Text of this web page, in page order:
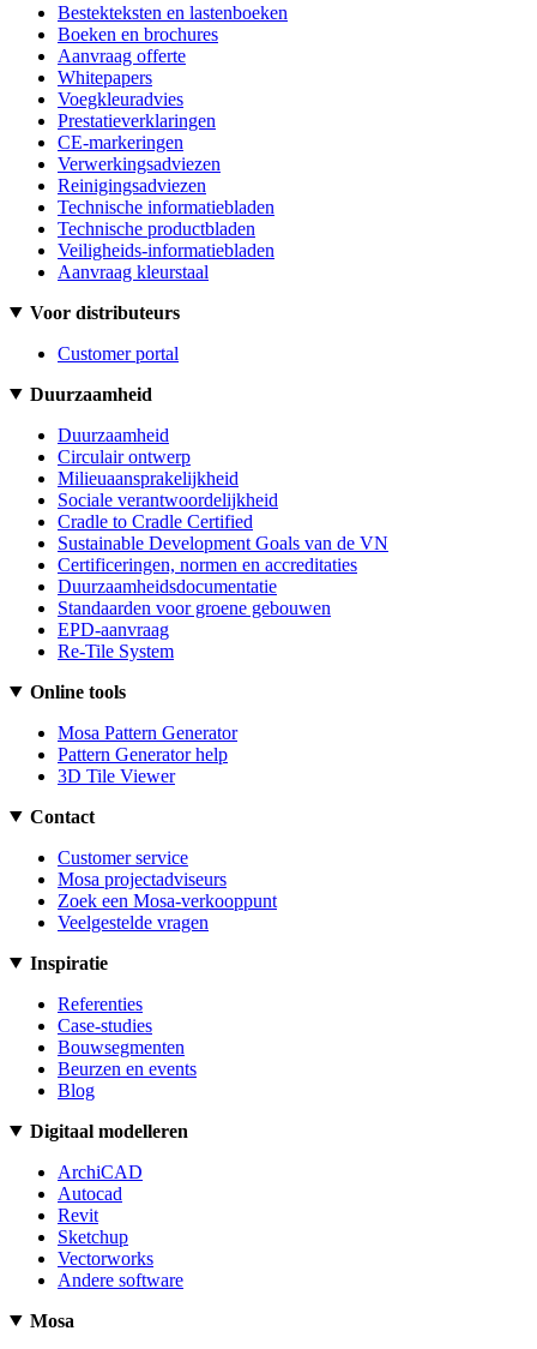
Bestekteksten en lastenboeken
Boeken en brochures
Aanvraag offerte
Whitepapers
Voegkleuradvies
Prestatieverklaringen
CE-markeringen
Verwerkingsadviezen
Reinigingsadviezen
Technische informatiebladen
Technische productbladen
Veiligheids-informatiebladen
Aanvraag kleurstaal
Voor distributeurs
Customer portal
Duurzaamheid
Duurzaamheid
Circulair ontwerp
Milieuaansprakelijkheid
Sociale verantwoordelijkheid
Cradle to Cradle Certified
Sustainable Development Goals van de VN
Certificeringen, normen en accreditaties
Duurzaamheidsdocumentatie
Standaarden voor groene gebouwen
EPD-aanvraag
Re-Tile System
Online tools
Mosa Pattern Generator
Pattern Generator help
3D Tile Viewer
Contact
Customer service
Mosa projectadviseurs
Zoek een Mosa-verkooppunt
Veelgestelde vragen
Inspiratie
Referenties
Case-studies
Bouwsegmenten
Beurzen en events
Blog
Digitaal modelleren
ArchiCAD
Autocad
Revit
Sketchup
Vectorworks
Andere software
Mosa